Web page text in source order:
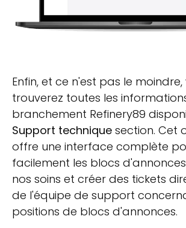
Enfin, et ce n'est pas le moindre,
trouverez toutes les
branchement Refinery89
Support technique section. Cet
offre une interface complète
facilement les blocs
nos soins et créer des tickets
de l'équipe de support
positions de blocs d'annonces.